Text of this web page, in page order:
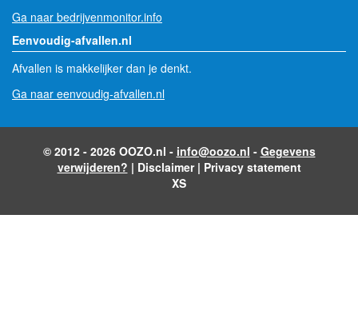
Ga naar bedrijvenmonitor.info
Eenvoudig-afvallen.nl
Afvallen is makkelijker dan je denkt.
Ga naar eenvoudig-afvallen.nl
© 2012 - 2026 OOZO.nl - info@oozo.nl - Gegevens
verwijderen? | Disclaimer| Privacy statement
XS